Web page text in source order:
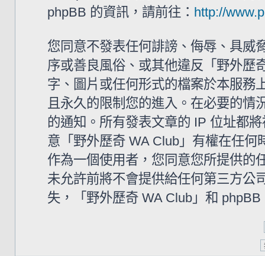
phpBB 的資訊，請前往： http://
您同意不發表任何誹謗、侮辱、具威
序或善良風俗、或其他違反「野外歷
字、圖片或任何形式的檔案於本服務
且永久的限制您的進入。在必要的情
的通知。所有發表文章的 IP 位址都
意「野外歷奇 WA Club」有權在任
作為一個使用者，您同意您所提供的
未允許前將不會提供給任何第三方公
失，「野外歷奇 WA Club」和